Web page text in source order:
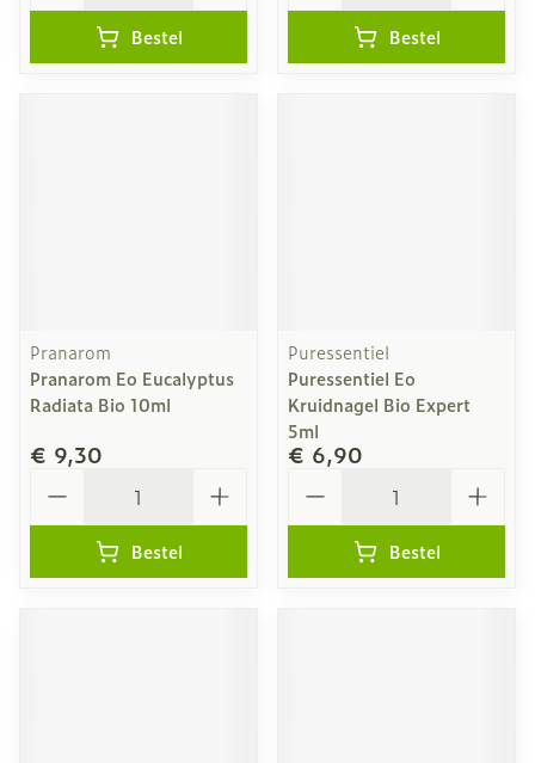
Bestel Bestel
Pranarom
Pranarom Eo Eucalyptus
Radiata Bio 10ml
€ 9,30
Bestel
Puressentiel
Puressentiel Eo
Kruidnagel Bio Expert
5ml
€ 6,90
Bestel